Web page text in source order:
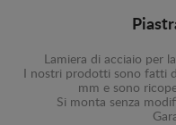
Lamiera di acciaio per
I nostri prodotti sono fatti
mm e sono
Si monta senza